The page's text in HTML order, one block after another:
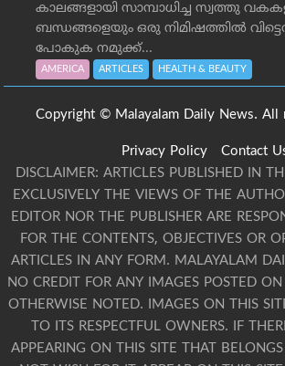
കാലങ്ങളായി സാമ്പാധിച്ച സ്വത്തു
ബന്ധങ്ങളെയും ഒരു നിമിഷത്തിൽ
പോകുക നമുക്ക്...
AMERICA ARTICLES HEALTH & BEAUTY
Copyright © Malayalam Daily News. All
Privacy Policy
Contact
DISCLAIMER: ARTICLES PUBLISHED IN
EXCLUSIVELY THE VIEWS OF THE
EDITOR NOR THE PUBLISHER ARE
FOR THE CONTENTS, OBJECTIVES OR
ARTICLES IN ANY FORM. MALAYALAM
NO CREDIT FOR ANY IMAGES POSTED ON
OTHERWISE NOTED. IMAGES ON THIS
TO ITS RESPECTFUL OWNERS. IF
APPEARING ON THIS SITE THAT